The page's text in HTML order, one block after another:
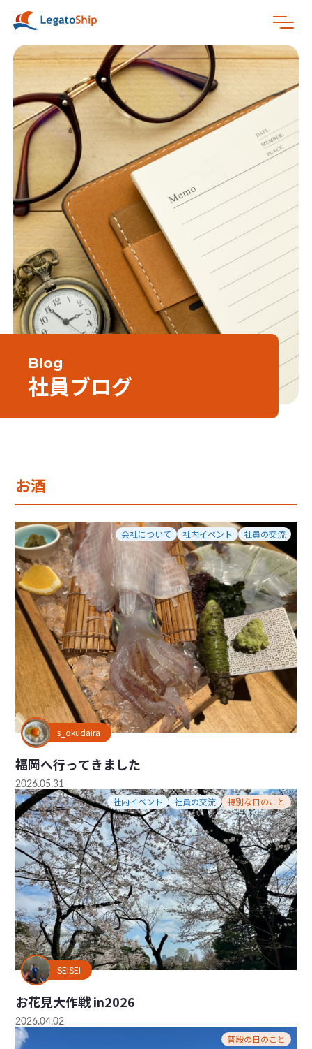
Blog
社員ブログ
お酒
会社について 社内イベント 社員の交流
s_okudaira
福岡へ行ってきました
2026.05.31
社内イベント 社員の交流 特別な日のこと
SEISEI
お花見大作戦 in2026
2026.04.02
普段の日のこと